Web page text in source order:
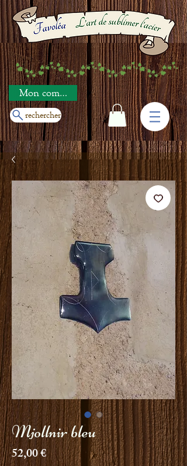
Mon compte
rechercher
Mjollnir bleu
52,00 €Prix